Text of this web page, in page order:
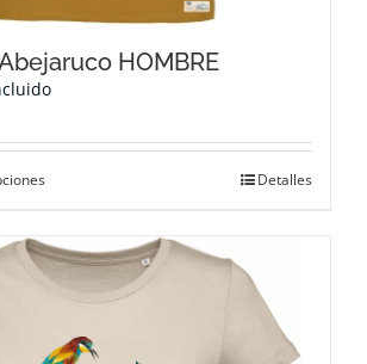
HOMBRE
múltiples
variantes.
se
Detalles